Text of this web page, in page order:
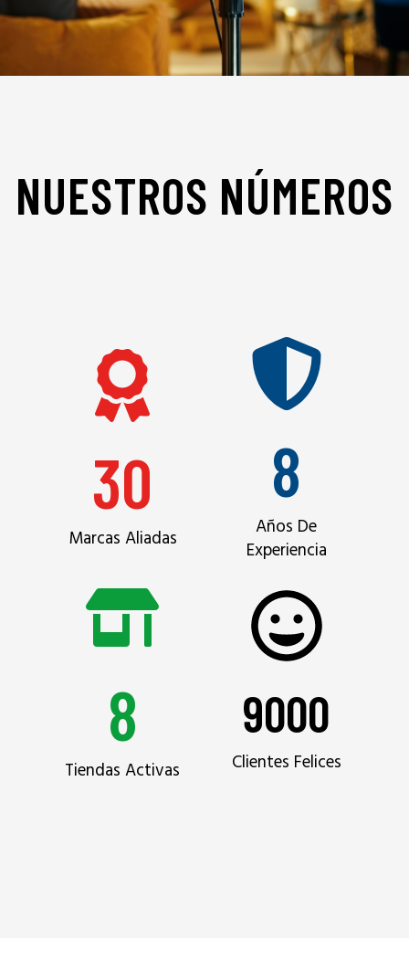
NUESTROS NÚMEROS
30
Marcas Aliadas
8
Años De
Experiencia
8
Tiendas Activas
9000
Clientes Felices